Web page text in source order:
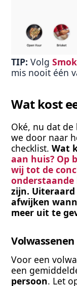
TIP: Volg
mis nooit één
Wat kost
Oké, nu dat
we door naar
checklist. Wat
aan huis? Op
wij tot de
zijn.
afwijken
meer uit te
Volwassenen
Voor een
een
persoon. Let